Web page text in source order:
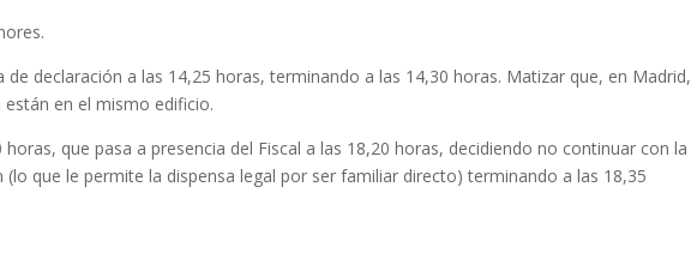
de declaración a las 14,25 horas, terminando a las 14,30 horas. Matizar que, en Madrid,
están en el mismo edificio.
que pasa a presencia del Fiscal a las 18,20 horas, decidiendo no continuar con la
(lo que le permite la dispensa legal por ser familiar directo) terminando a las 18,35